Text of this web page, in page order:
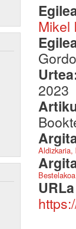
Mikel
2023
Aldizkaria,
Bestelakoa